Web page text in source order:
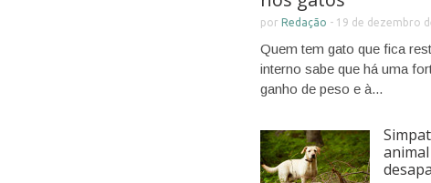
porRedação - 19 de dezembro
Quem tem gato que fica
interno sabe que há uma
ganho de peso e à...